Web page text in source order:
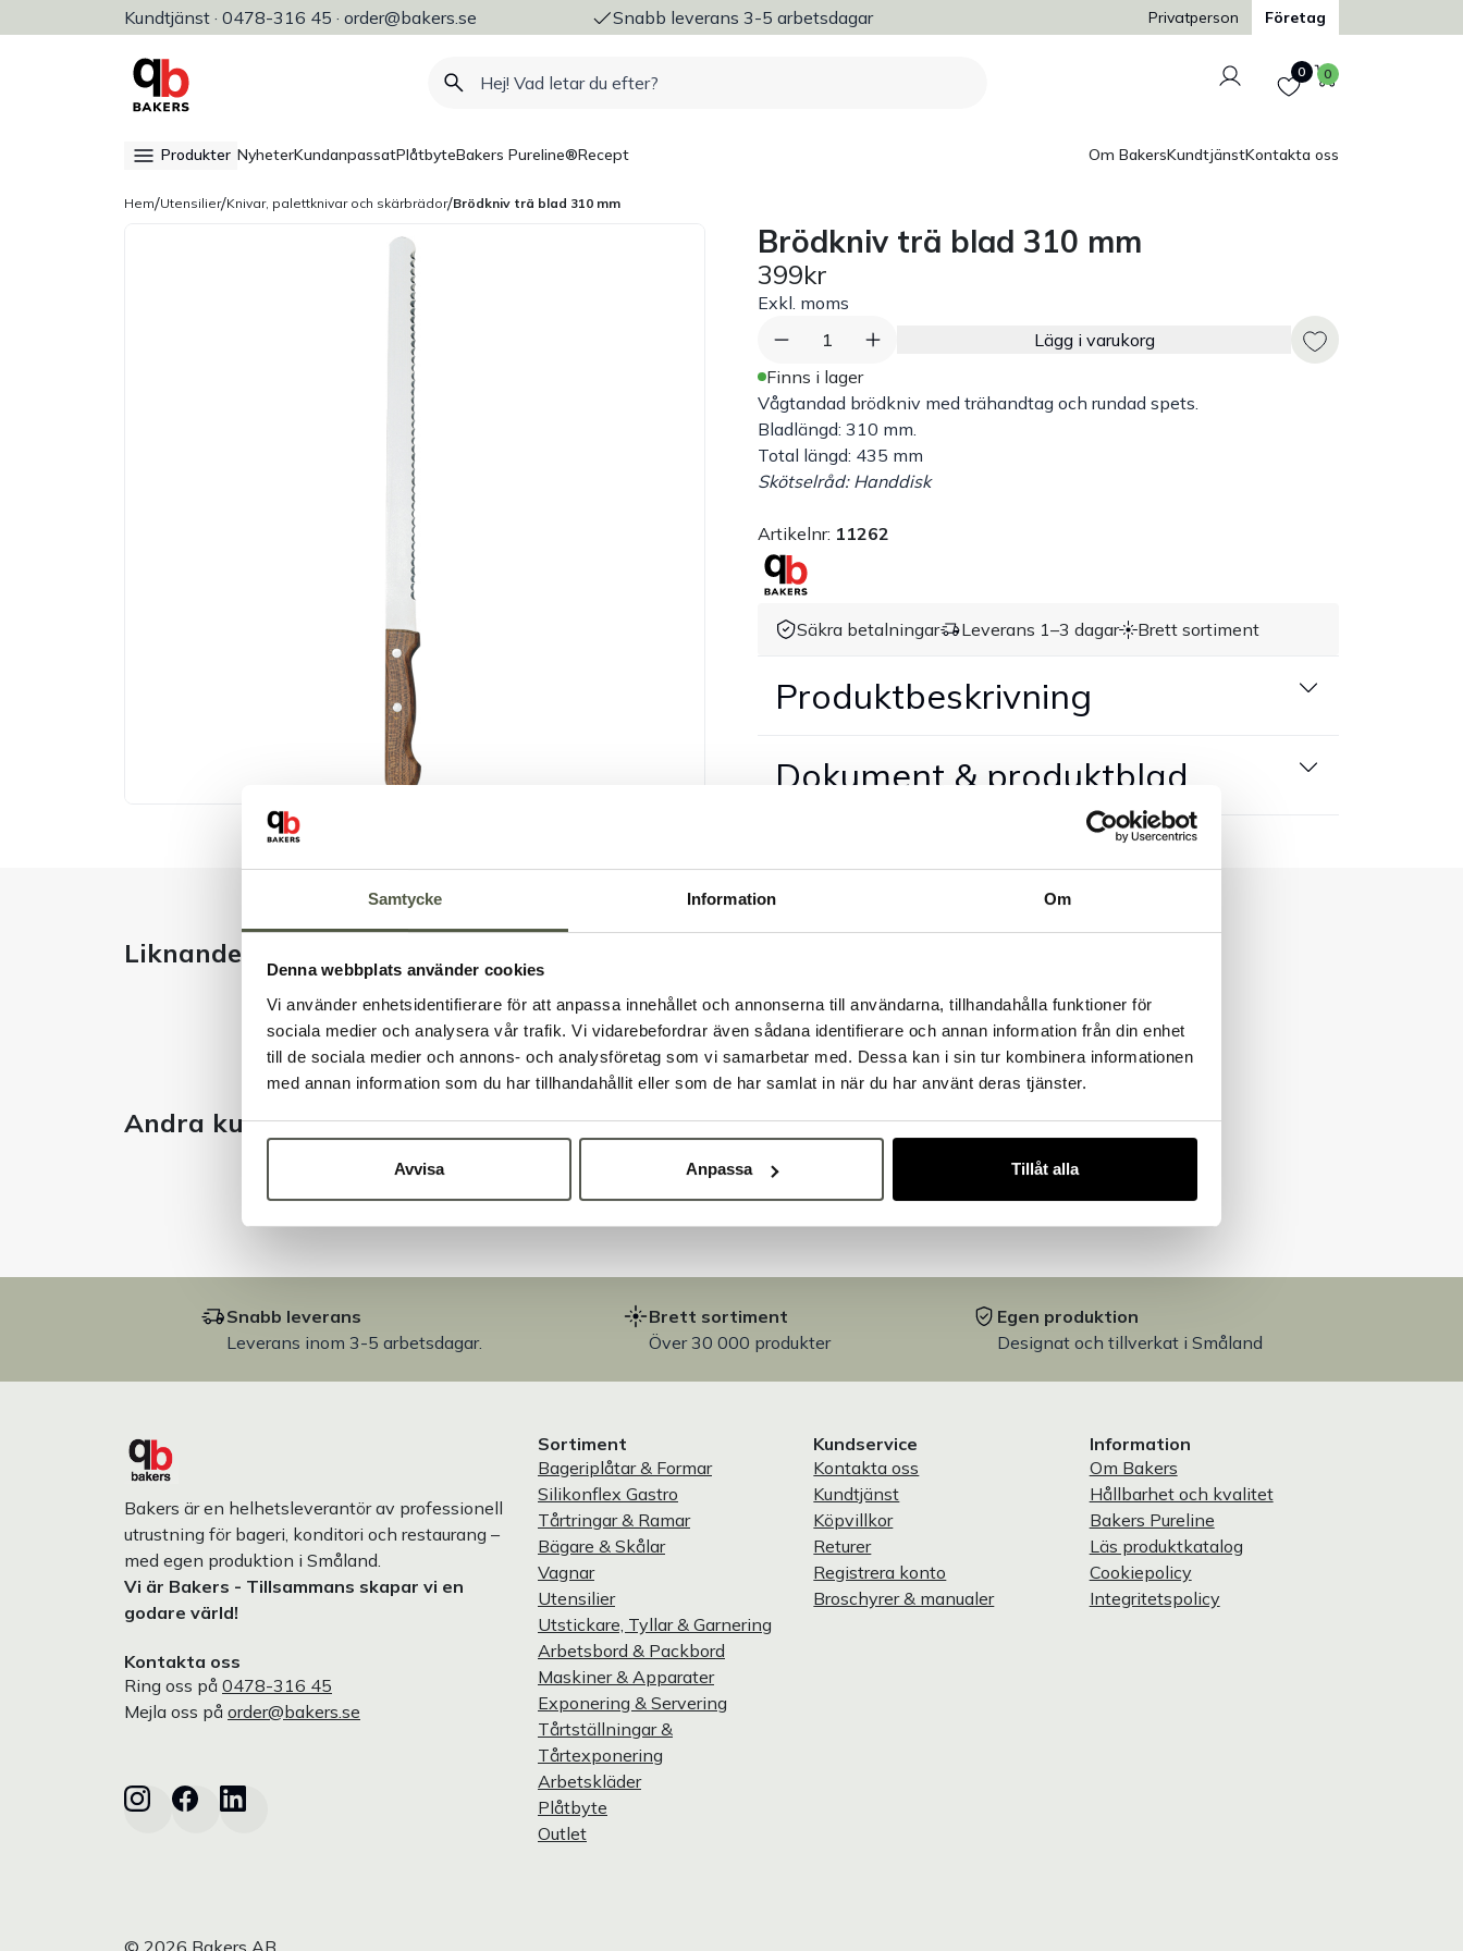
Samtycke Information Om
Denna webbplats använder cookies
Vi använder enhetsidentifierare för att anpassa innehållet och annonserna till användarna, tillhandahålla funktioner för
sociala medier och analysera vår trafik. Vi vidarebefordrar även sådana identifierare och annan information från din enhet
till de sociala medier och annons- och analysföretag som vi samarbetar med. Dessa kan i sin tur kombinera informationen
med annan information som du har tillhandahållit eller som de har samlat in när du har använt deras tjänster.
Avvisa Anpassa Tillåt alla
Kundtjänst · 0478-316 45 · order@bakers.se
Allt för bageri, konditori & restaurang Snabb leverans 3-5 arbetsdagar Trygg och säker betalning
Privatperson Företag
Logga in
Favoriter
0 Varukorg
0
Produkter NyheterKundanpassatPlåtbyteBakers Pureline®Recept Om BakersKundtjänstKontakta oss
Hem/Utensilier/Knivar, palettknivar och skärbrädor/Brödkniv trä blad 310 mm
Brödkniv trä blad 310 mm
399kr
Exkl. moms
1
Lägg i varukorg
Finns i lager
Vågtandad brödkniv med trähandtag och rundad spets.
Bladlängd: 310 mm.
Total längd: 435 mm
Skötselråd: Handdisk
Artikelnr: 11262
Säkra betalningar Leverans 1–3 dagar Brett sortiment
Produktbeskrivning
Dokument & produktblad
Liknande produkter
Andra kunder tittade även på
Snabb leverans
Leverans inom 3-5 arbetsdagar.
Brett sortiment
Över 30 000 produkter
Egen produktion
Designat och tillverkat i Småland
Bakers är en helhetsleverantör av professionell
utrustning för bageri, konditori och restaurang –
med egen produktion i Småland.
Vi är Bakers - Tillsammans skapar vi en
godare värld!
Kontakta oss
Ring oss på 0478-316 45
Mejla oss på order@bakers.se
Sortiment
Bageriplåtar & Formar
Silikonflex Gastro
Tårtringar & Ramar
Bägare & Skålar
Vagnar
Utensilier
Utstickare, Tyllar & Garnering
Arbetsbord & Packbord
Maskiner & Apparater
Exponering & Servering
Tårtställningar &
Tårtexponering
Arbetskläder
Plåtbyte
Outlet
Kundservice
Kontakta oss
Kundtjänst
Köpvillkor
Returer
Registrera konto
Broschyrer & manualer
Information
Om Bakers
Hållbarhet och kvalitet
Bakers Pureline
Läs produktkatalog
Cookiepolicy
Integritetspolicy
© 2026 Bakers AB
Välkommen till Bakers!
Handlar du som företag eller privatperson?
Fortsätt som privatperson
Fortsätt som företag